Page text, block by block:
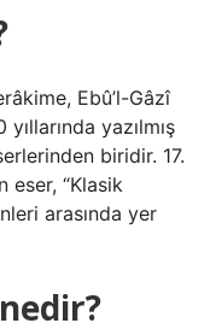
Ebû’l-Gâzî
yazılmış
biridir. 17.
eser, “Klasik
arasında yer